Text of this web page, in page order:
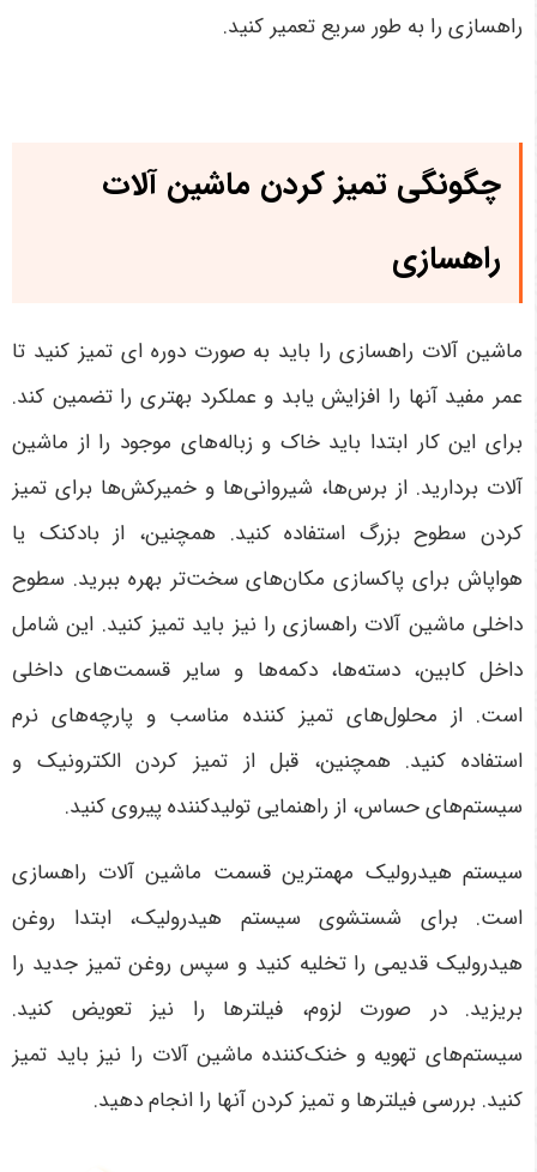
راهسازی را به طور سریع تعمیر کنید.
چگونگی تمیز کردن ماشین آلات
راهسازی
ماشین آلات راهسازی را باید به صورت دوره ای تمیز کنید تا
عمر مفید آنها را افزایش یابد و عملکرد بهتری را تضمین کند.
برای این کار ابتدا باید خاک و زباله‌های موجود را از ماشین
آلات بردارید. از برس‌ها، شیروانی‌ها و خمیرکش‌ها برای تمیز
کردن سطوح بزرگ استفاده کنید. همچنین، از بادکنک یا
هواپاش برای پاکسازی مکان‌های سخت‌تر بهره ببرید. سطوح
داخلی ماشین آلات راهسازی را نیز باید تمیز کنید. این شامل
داخل کابین، دسته‌ها، دکمه‌ها و سایر قسمت‌های داخلی
است. از محلول‌های تمیز کننده مناسب و پارچه‌های نرم
استفاده کنید. همچنین، قبل از تمیز کردن الکترونیک و
سیستم‌های حساس، از راهنمایی تولیدکننده پیروی کنید.
سیستم هیدرولیک مهمترین قسمت ماشین آلات راهسازی
است. برای شستشوی سیستم هیدرولیک، ابتدا روغن
هیدرولیک قدیمی را تخلیه کنید و سپس روغن تمیز جدید را
بریزید. در صورت لزوم، فیلترها را نیز تعویض کنید.
سیستم‌های تهویه و خنک‌کننده ماشین آلات را نیز باید تمیز
کنید. بررسی فیلترها و تمیز کردن آنها را انجام دهید.